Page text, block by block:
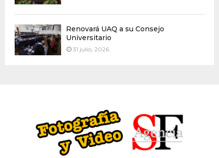
Renovará UAQ a su Consejo
Universitario
31 julio, 2026